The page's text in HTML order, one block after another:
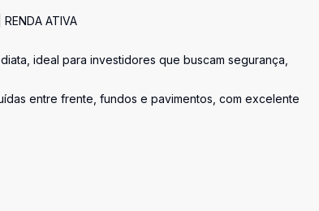
ATIVA
ideal para investidores que buscam segurança,
entre frente, fundos e pavimentos, com excelente